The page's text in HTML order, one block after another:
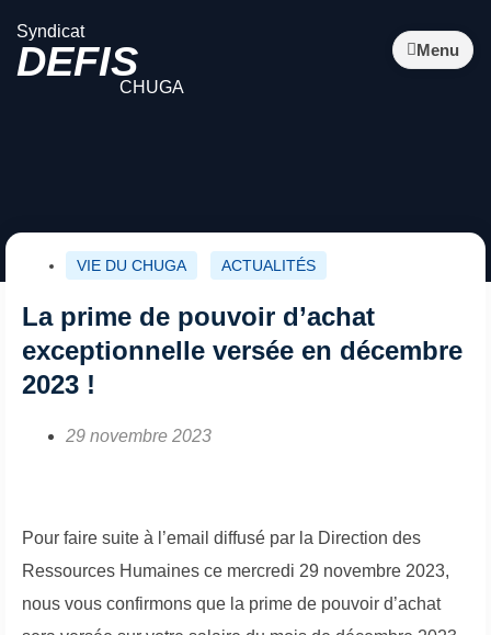
Syndicat
DEFIS
CHUGA
Menu
VIE DU CHUGA ACTUALITÉS
La prime de pouvoir d’achat
exceptionnelle versée en décembre
2023 !
29 novembre 2023
Pour faire suite à l’email diffusé par la Direction des
Ressources Humaines ce mercredi 29 novembre 2023,
nous vous confirmons que la prime de pouvoir d’achat